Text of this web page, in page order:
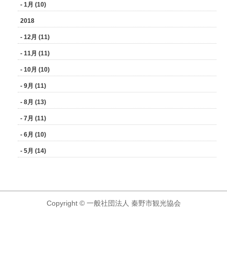
- 1月 (10)
2018
- 12月 (11)
- 11月 (11)
- 10月 (10)
- 9月 (11)
- 8月 (13)
- 7月 (11)
- 6月 (10)
- 5月 (14)
Copyright © 一般社団法人 秦野市観光協会